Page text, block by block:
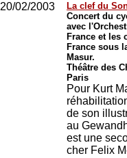
20/02/2003
La clef du
Concert du
avec
France et les
France sous
Masur.
Théâtre des
Paris
Pour Kurt
de son
au
est une
cher Felix